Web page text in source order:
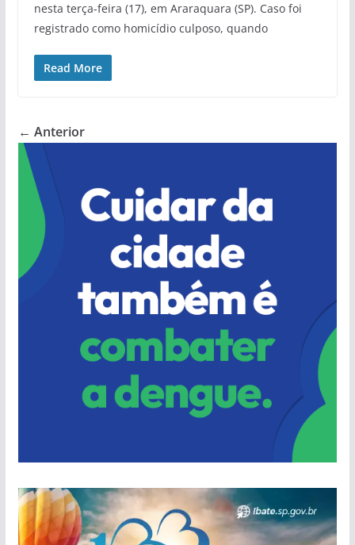
nesta terça-feira (17), em Araraquara (SP). Caso foi
registrado como homicídio culposo, quando
Read More
← Anterior